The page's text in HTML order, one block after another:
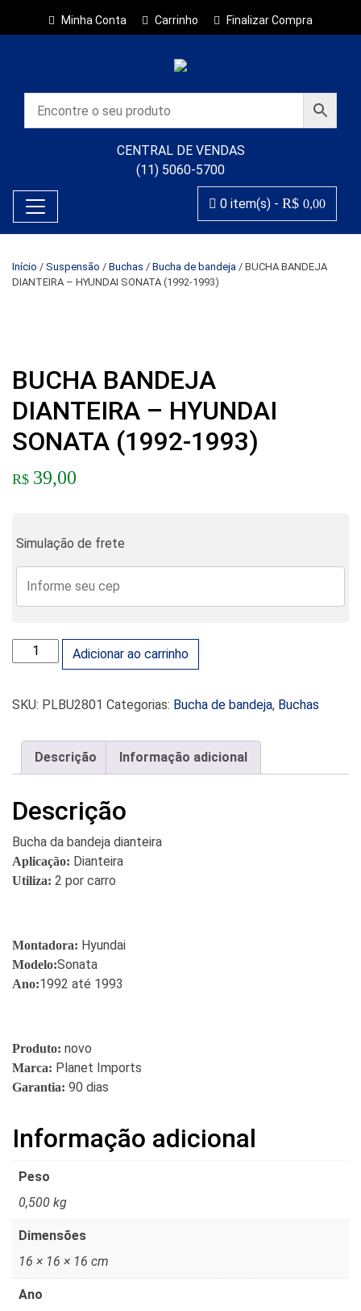
Minha Conta Carrinho Finalizar Compra
CENTRAL DE VENDAS
(11) 5060-5700
0 item(s) - R$ 0,00
Início / Suspensão / Buchas / Bucha de bandeja / BUCHA BANDEJA
DIANTEIRA – HYUNDAI SONATA (1992-1993)
BUCHA BANDEJA
DIANTEIRA – HYUNDAI
SONATA (1992-1993)
R$ 39,00
Simulação de frete
BUCHA BANDEJA DIANTEIRA - HYUNDAI SONATA (1992-
Adicionar ao carrinho
SKU: PLBU2801 Categorias: Bucha de bandeja, Buchas
Descrição Informação adicional
Descrição
Bucha da bandeja dianteira
Aplicação: Dianteira
Utiliza: 2 por carro
Montadora: Hyundai
Modelo:Sonata
Ano:1992 até 1993
Produto: novo
Marca: Planet Imports
Garantia: 90 dias
Informação adicional
Peso
0,500 kg
Dimensões
16 × 16 × 16 cm
Ano